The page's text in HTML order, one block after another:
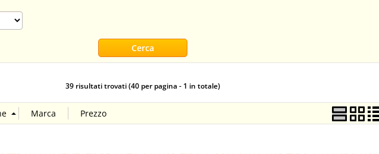
39 risultati trovati (40 per pagina - 1 in totale)